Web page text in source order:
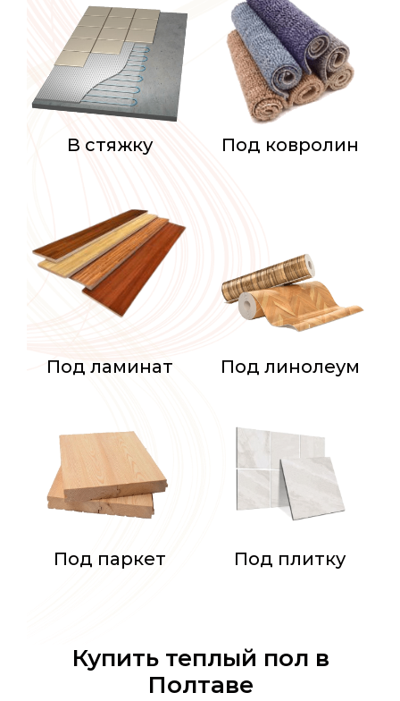
В стяжку Под ковролин
Под ламинат Под линолеум
Под паркет Под плитку
Купить теплый пол в
Полтаве